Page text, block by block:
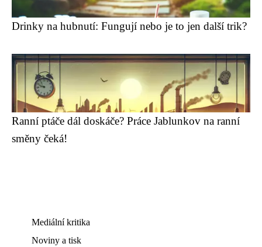
Drinky na hubnutí: Fungují nebo je to jen další trik?
Ranní ptáče dál doskáče? Práce Jablunkov na ranní
směny čeká!
Mediální kritika
Noviny a tisk